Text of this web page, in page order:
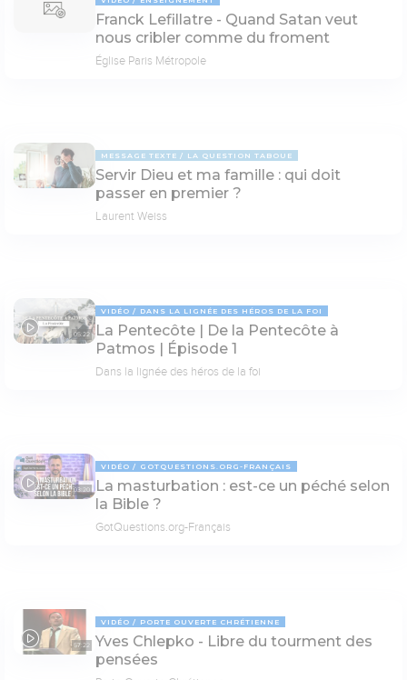
Franck Lefillatre - Quand Satan veut
nous cribler comme du froment
Église Paris Métropole
MESSAGE TEXTE LA QUESTION TABOUE
Servir Dieu et ma famille : qui doit
passer en premier ?
Laurent Weiss
05:22
VIDÉO DANS LA LIGNÉE DES HÉROS DE LA FOI
La Pentecôte | De la Pentecôte à
Patmos | Épisode 1
Dans la lignée des héros de la foi
03:20
VIDÉO GOTQUESTIONS.ORG-FRANÇAIS
La masturbation : est-ce un péché selon
la Bible ?
GotQuestions.org-Français
57:22
VIDÉO PORTE OUVERTE CHRÉTIENNE
Yves Chlepko - Libre du tourment des
pensées